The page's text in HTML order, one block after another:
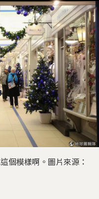
個模樣啊。圖片來源：